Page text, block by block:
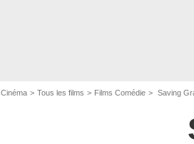
Cinéma Tous les films Films Comédie Saving